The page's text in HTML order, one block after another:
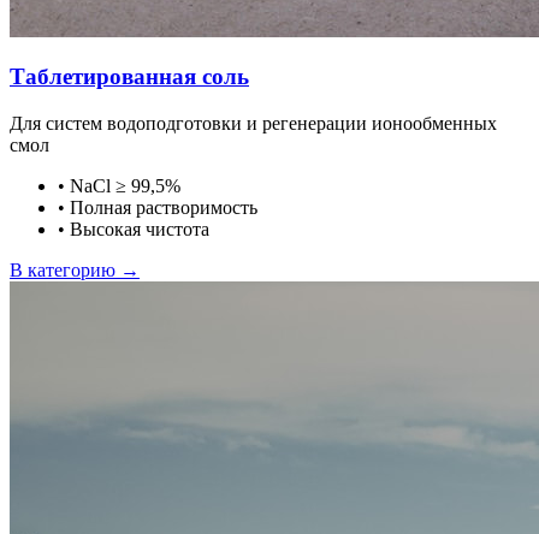
Таблетированная соль
Для систем водоподготовки и регенерации ионообменных
смол
• NaCl ≥ 99,5%
• Полная растворимость
• Высокая чистота
В категорию →